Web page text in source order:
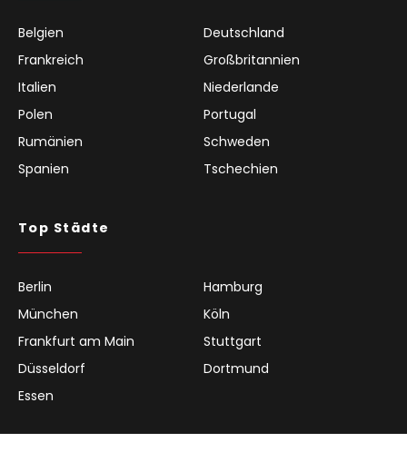
Belgien
Deutschland
Frankreich
Großbritannien
Italien
Niederlande
Polen
Portugal
Rumänien
Schweden
Spanien
Tschechien
Top Städte
Berlin
Hamburg
München
Köln
Frankfurt am Main
Stuttgart
Düsseldorf
Dortmund
Essen